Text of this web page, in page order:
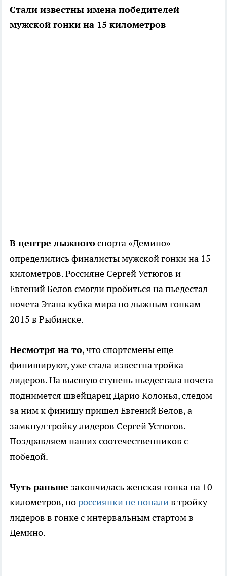
Стали известны имена победителей
мужской гонки на 15 километров
В центре лыжногоспорта «Демино»
определились финалисты мужской гонки на 15
километров. Россияне Сергей Устюгов и
Евгений Белов смогли пробиться на пьедестал
почета Этапа кубка мира по лыжным гонкам
2015 в Рыбинске.
Несмотря на то, что спортсмены еще
финишируют, уже стала известна тройка
лидеров. На высшую ступень пьедестала почета
поднимется швейцарец Дарио Колонья, следом
за ним к финишу пришел Евгений Белов, а
замкнул тройку лидеров Сергей Устюгов.
Поздравляем наших соотечественников с
победой.
Чуть раньше закончилась женская гонка на 10
километров, нороссиянки не попалив тройку
лидеров в гонке с интервальным стартом в
Демино.